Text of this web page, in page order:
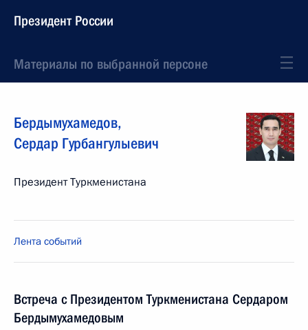
Президент России
Материалы по выбранной персоне
Бердымухамедов,
Сердар Гурбангулыевич
Президент Туркменистана
Лента событий
Встреча с Президентом Туркменистана Сердаром
Бердымухамедовым